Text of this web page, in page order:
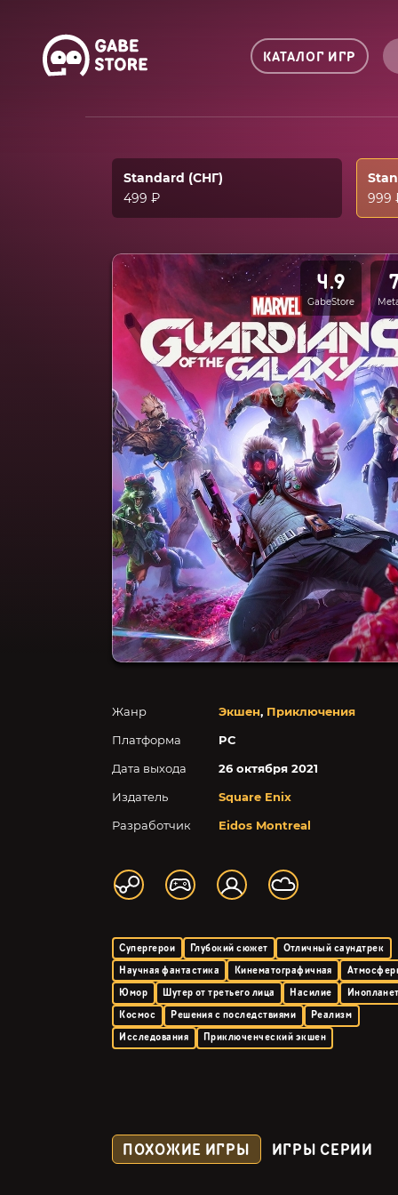
КАТАЛОГ ИГР
Standard (СНГ)
499 ₽
999
4.9
GabeStore
Жанр Экшен, Приключения
Платформа
PC
Дата выхода
26 октября 2021
Издатель
Square Enix
Разработчик
Eidos Montreal
Супергерои Глубокий сюжет
Отличный саундтрек
Научная фантастика
Кинематографичная
Юмор
Шутер от третьего лица Насилие
Космос
Решения с последствиями
Реализм
Исследования
Приключенческий экшен
ПОХОЖИЕ ИГРЫ ИГРЫ СЕРИИ